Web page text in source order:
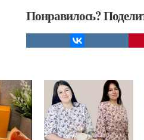
Понравилось?